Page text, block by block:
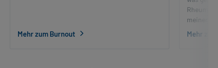
Mehr zum Burnout
Rheuma?
meinen
Mehr zu